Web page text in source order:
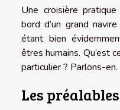
Une croisière
bord d’un grand
étant bien
êtres humains. Qu’est
particulier ? Parlons-en.
Les